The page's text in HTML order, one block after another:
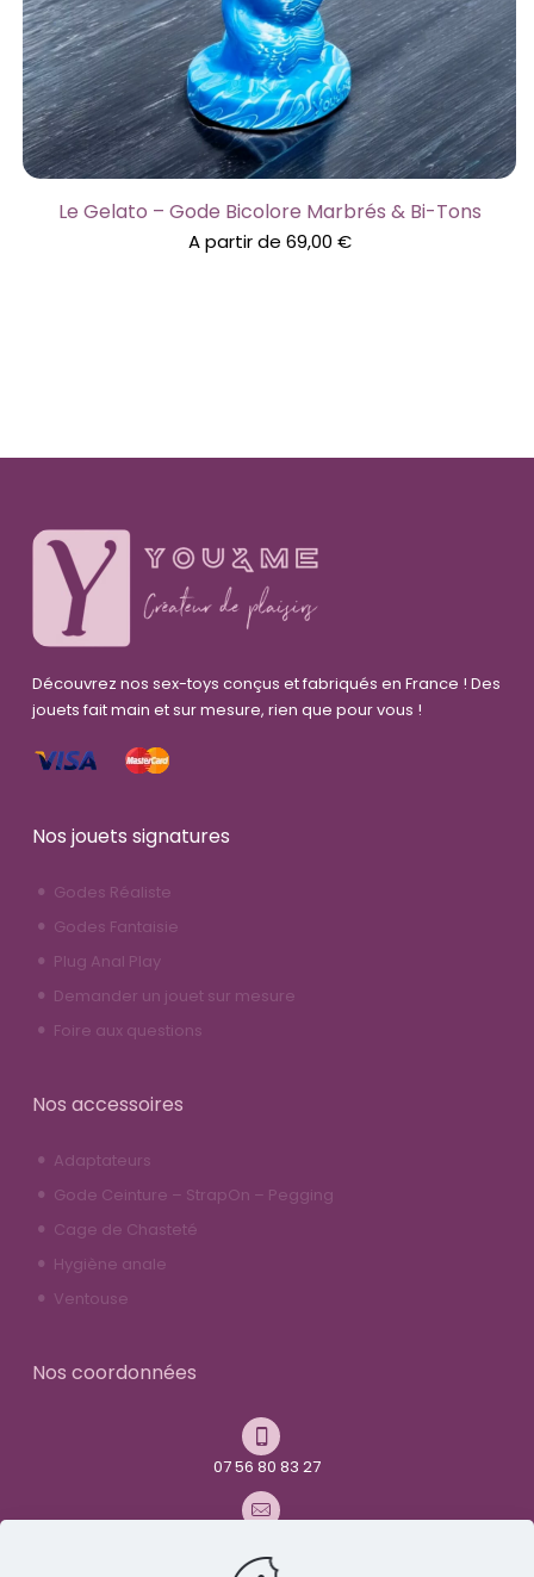
Le Gelato – Gode Bicolore Marbrés & Bi-Tons
A partir de 69,00 €
Découvrez nos sex-toys conçus et fabriqués en France ! Des
jouets fait main et sur mesure, rien que pour vous !
Nos jouets signatures
Godes Réaliste
Godes Fantaisie
Plug Anal Play
Demander un jouet sur mesure
Foire aux questions
Nos accessoires
Adaptateurs
Gode Ceinture – StrapOn – Pegging
Cage de Chasteté
Hygiène anale
Ventouse
Nos coordonnées
07 56 80 83 27